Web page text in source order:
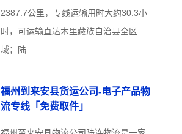
2387.7公里，专线运输用时大约30.3小
时，可运输直达木里藏族自治县全区
域；陆
福州到来安县货运公司-电子产品物
流专线「免费取件」